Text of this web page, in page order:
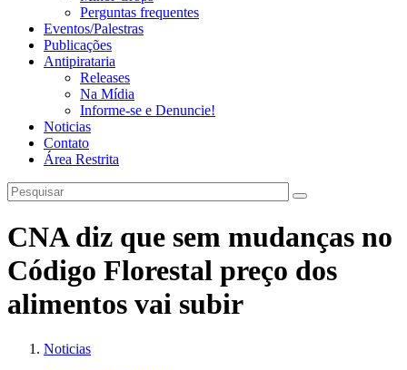
Perguntas frequentes
Eventos/Palestras
Publicações
Antipirataria
Releases
Na Mídia
Informe-se e Denuncie!
Noticias
Contato
Área Restrita
CNA diz que sem mudanças no
Código Florestal preço dos
alimentos vai subir
Noticias